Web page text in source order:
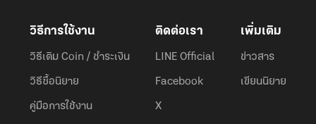
วิธีการใช้งาน
วิธีเติม Coin / ชำระเงิน
วิธีซื้อนิยาย
คู่มือการใช้งาน
ติดต่อเรา
LINE Official
Facebook
X
เพิ่มเติม
ข่าวสาร
เขียนนิยาย